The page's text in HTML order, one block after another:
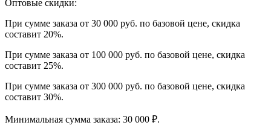
Оптовые скидки:
При сумме заказа от 30 000 руб. по базовой цене, скидка
составит 20%.
При сумме заказа от 100 000 руб. по базовой цене, скидка
составит 25%.
При сумме заказа от 300 000 руб. по базовой цене, скидка
составит 30%.
Минимальная сумма заказа: 30 000 ₽.